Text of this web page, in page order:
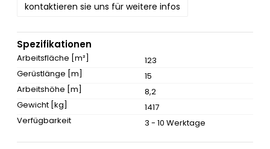
kontaktieren sie uns für weitere infos
Spezifikationen
Arbeitsfläche [m²]
123
Gerüstlänge [m]
15
Arbeitshöhe [m]
8,2
Gewicht [kg]
1417
Verfügbarkeit
3 - 10 Werktage